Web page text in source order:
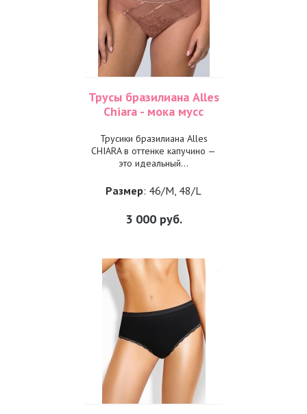
Трусы бразилиана Alles
Chiara - мока мусс
Трусики бразилиана Alles
CHIARA в оттенке капучино —
это идеальный...
Размер: 46/M, 48/L
3 000руб.